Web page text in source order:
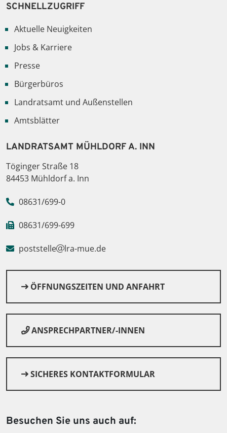
SCHNELLZUGRIFF
Aktuelle Neuigkeiten
Jobs & Karriere
Presse
Bürgerbüros
Landratsamt und Außenstellen
Amtsblätter
LANDRATSAMT MÜHLDORF A. INN
Töginger Straße 18
84453 Mühldorf a. Inn
08631/699-0
08631/699-699
poststelle lra-mue.de
ÖFFNUNGSZEITEN UND ANFAHRT
ANSPRECHPARTNER/-INNEN
SICHERES KONTAKTFORMULAR
Besuchen Sie uns auch auf: